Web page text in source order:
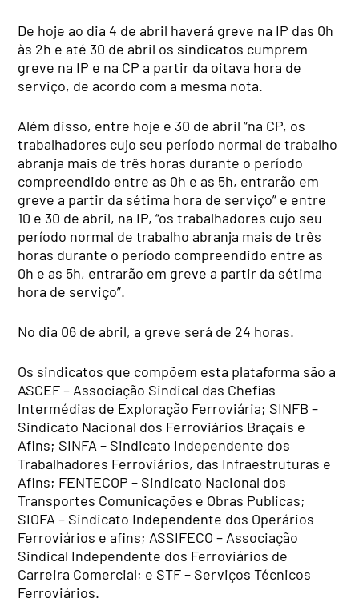
De hoje ao dia 4 de abril haverá greve na IP das 0h
às 2h e até 30 de abril os sindicatos cumprem
greve na IP e na CP a partir da oitava hora de
serviço, de acordo com a mesma nota.
Além disso, entre hoje e 30 de abril “na CP, os
trabalhadores cujo seu período normal de trabalho
abranja mais de três horas durante o período
compreendido entre as 0h e as 5h, entrarão em
greve a partir da sétima hora de serviço” e entre
10 e 30 de abril, na IP, “os trabalhadores cujo seu
período normal de trabalho abranja mais de três
horas durante o período compreendido entre as
0h e as 5h, entrarão em greve a partir da sétima
hora de serviço”.
No dia 06 de abril, a greve será de 24 horas.
Os sindicatos que compõem esta plataforma são a
ASCEF – Associação Sindical das Chefias
Intermédias de Exploração Ferroviária; SINFB –
Sindicato Nacional dos Ferroviários Braçais e
Afins; SINFA – Sindicato Independente dos
Trabalhadores Ferroviários, das Infraestruturas e
Afins; FENTECOP – Sindicato Nacional dos
Transportes Comunicações e Obras Publicas;
SIOFA – Sindicato Independente dos Operários
Ferroviários e afins; ASSIFECO – Associação
Sindical Independente dos Ferroviários de
Carreira Comercial; e STF – Serviços Técnicos
Ferroviários.